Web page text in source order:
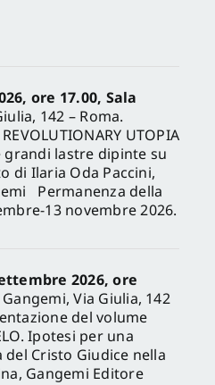
ore 17.00, Sala
142 – Roma.
UTOPIA
grandi lastre dipinte su
di Ilaria Oda Paccini,
Permanenza della
13 novembre 2026.
2026, ore
Via Giulia, 142
del volume
Ipotesi per una
Cristo Giudice nella
Gangemi Editore